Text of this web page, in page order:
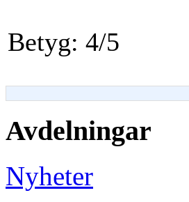
Betyg: 4/5
Avdelningar
Nyheter